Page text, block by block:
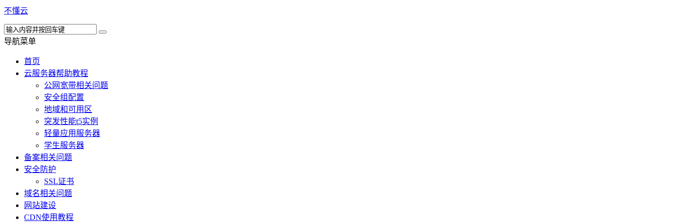
不懂云
导航菜单
首页
云服务器帮助教程
公网宽带相关问题
安全组配置
地域和可用区
突发性能t5实例
轻量应用服务器
学生服务器
备案相关问题
安全防护
SSL证书
域名相关问题
网站建设
CDN使用教程